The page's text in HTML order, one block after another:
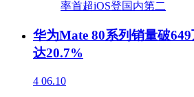
华为Mate 80系列销量破
达20.7%
4 06.10